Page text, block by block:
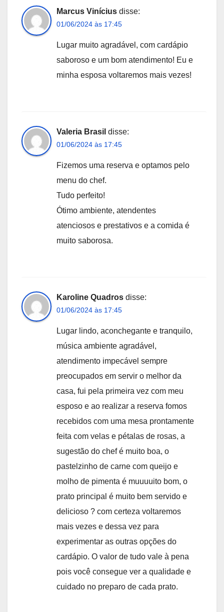
Marcus Vinícius disse:
01/06/2024 às 17:45
Lugar muito agradável, com cardápio
saboroso e um bom atendimento! Eu e
minha esposa voltaremos mais vezes!
Valeria Brasil disse:
01/06/2024 às 17:45
Fizemos uma reserva e optamos pelo
menu do chef.
Tudo perfeito!
Ótimo ambiente, atendentes
atenciosos e prestativos e a comida é
muito saborosa.
Karoline Quadros disse:
01/06/2024 às 17:45
Lugar lindo, aconchegante e tranquilo,
música ambiente agradável,
atendimento impecável sempre
preocupados em servir o melhor da
casa, fui pela primeira vez com meu
esposo e ao realizar a reserva fomos
recebidos com uma mesa prontamente
feita com velas e pétalas de rosas, a
sugestão do chef é muito boa, o
pastelzinho de carne com queijo e
molho de pimenta é muuuuito bom, o
prato principal é muito bem servido e
delicioso ? com certeza voltaremos
mais vezes e dessa vez para
experimentar as outras opções do
cardápio. O valor de tudo vale à pena
pois você consegue ver a qualidade e
cuidado no preparo de cada prato.